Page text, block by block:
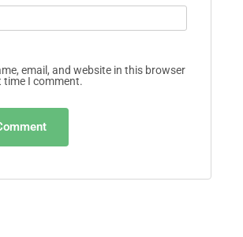
email, and website in this browser
time I comment.